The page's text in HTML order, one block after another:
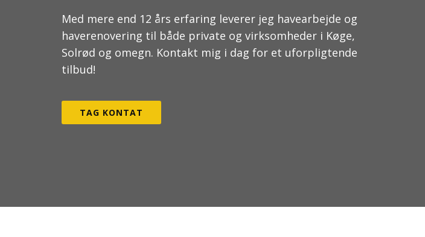
Med mere end 12 års erfaring leverer jeg havearbejde og
haverenovering til både private og virksomheder i Køge,
Solrød og omegn. Kontakt mig i dag for et uforpligtende
tilbud!
TAG KONTAT